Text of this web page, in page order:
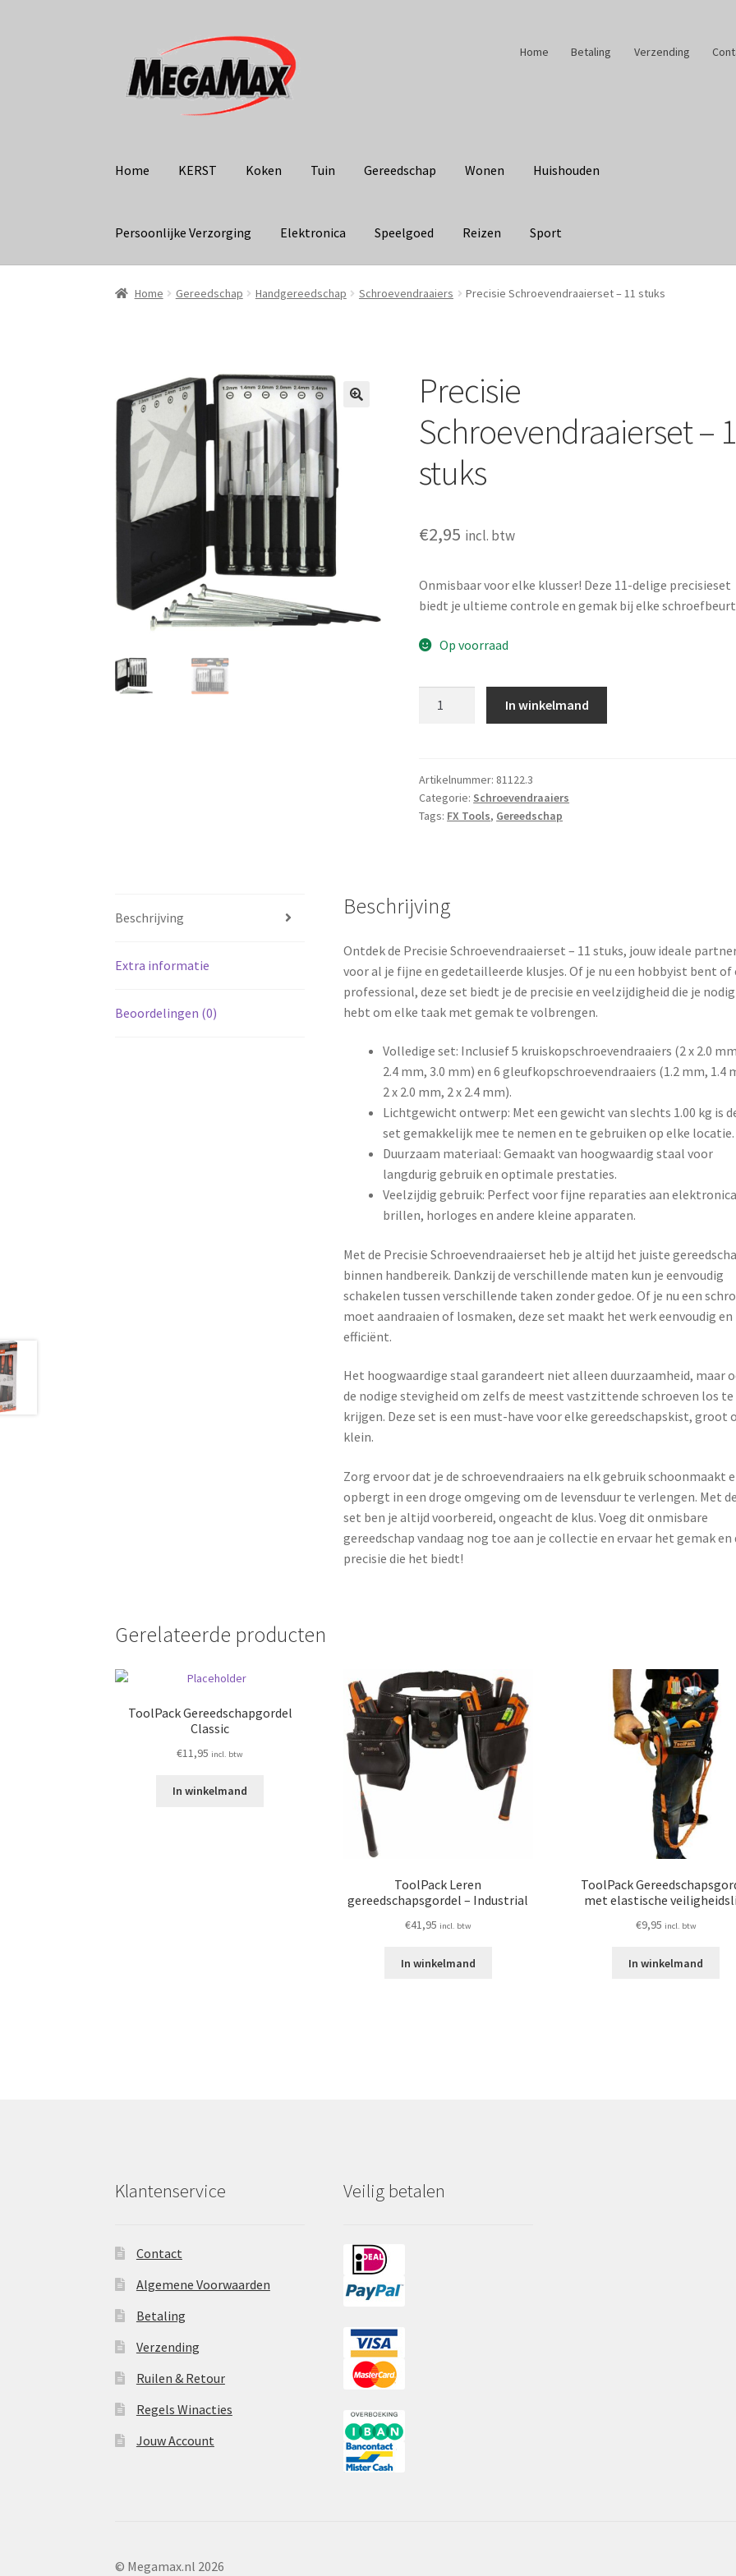
door
naar
naar
Home Betaling Verzending
Home KERST Koken Tuin Gereedschap Wonen Huishouden
Persoonlijke Verzorging Elektronica Speelgoed Reizen Sport
Home Gereedschap Handgereedschap Schroevendraaiers Precisie Schroevendraaierset – 11 stuks
Precisie
Schroevendraaierset –
stuks
€2,95 incl. btw
Onmisbaar voor elke klusser! Deze 11-delige precisieset
biedt je ultieme controle en gemak bij elke
Op voorraad
stuks
aantal
In winkelmand
Artikelnummer: 81122.3
Categorie: Schroevendraaiers
Tags: FX Tools, Gereedschap
Beschrijving
Extra informatie
Beoordelingen (0)
Beschrijving
Ontdek de Precisie Schroevendraaierset – 11 stuks, jouw ideale
voor al je fijne en gedetailleerde klusjes. Of je nu een hobbyist bent of
professional, deze set biedt je de precisie en veelzijdigheid die je nodig
hebt om elke taak met gemak te volbrengen.
Volledige set: Inclusief 5 kruiskopschroevendraaiers (2 x 2.0
2.4 mm, 3.0 mm) en 6 gleufkopschroevendraaiers (1.2 mm, 1.4
2 x 2.0 mm, 2 x 2.4 mm).
Lichtgewicht ontwerp: Met een gewicht van slechts 1.00 kg is
set gemakkelijk mee te nemen en te gebruiken op elke locatie.
Duurzaam materiaal: Gemaakt van hoogwaardig staal voor
langdurig gebruik en optimale prestaties.
Veelzijdig gebruik: Perfect voor fijne reparaties aan
brillen, horloges en andere kleine apparaten.
Met de Precisie Schroevendraaierset heb je altijd het juiste
binnen handbereik. Dankzij de verschillende maten kun je eenvoudig
schakelen tussen verschillende taken zonder gedoe. Of je nu een
moet aandraaien of losmaken, deze set maakt het werk eenvoudig en
efficiënt.
Het hoogwaardige staal garandeert niet alleen duurzaamheid, maar
de nodige stevigheid om zelfs de meest vastzittende schroeven los te
krijgen. Deze set is een must-have voor elke gereedschapskist, groot
klein.
Zorg ervoor dat je de schroevendraaiers na elk gebruik schoonmaakt
opbergt in een droge omgeving om de levensduur te verlengen. Met
set ben je altijd voorbereid, ongeacht de klus. Voeg dit onmisbare
gereedschap vandaag nog toe aan je collectie en ervaar het gemak en
precisie die het biedt!
Gerelateerde producten
ToolPack Gereedschapgordel
Classic
€11,95 incl. btw
In winkelmand
ToolPack Leren
gereedschapsgordel – Industrial
€41,95 incl. btw
In winkelmand
ToolPack
met elastische
€9,95 incl. btw
In winkelmand
Klantenservice
Contact
Algemene Voorwaarden
Betaling
Verzending
Ruilen & Retour
Regels Winacties
Jouw Account
Veilig betalen
© Megamax.nl 2026